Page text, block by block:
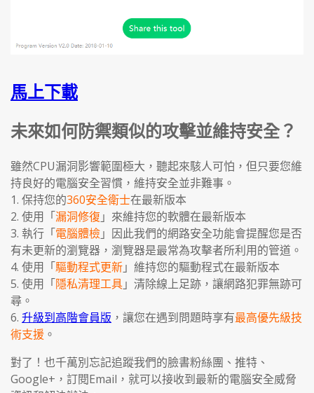
馬上下載
未來如何防禦類似的攻擊並維持安全？
雖然CPU漏洞影響範圍極大，聽起來駭人可怕，但只要您維
持良好的電腦安全習慣，維持安全並非難事。
1. 保持您的360安全衛士在最新版本
2. 使用「漏洞修復 」來維持您的軟體在最新版本
3. 執行「電腦體檢」因此我們的網路安全功能會提醒您是否
有未更新的瀏覽器，瀏覽器是最常為攻擊者所利用的管道。
4. 使用「驅動程式更新」維持您的驅動程式在最新版本
5. 使用「隱私清理工具」清除線上足跡，讓網路犯罪無跡可
尋。
6. 升級到高階會員版 ，讓您在遇到問題時享有最高優先級技
術支援 。
對了！也千萬別忘記追蹤我們的臉書粉絲團、推特、
Google+，訂閱Email，就可以接收到最新的電腦安全威脅